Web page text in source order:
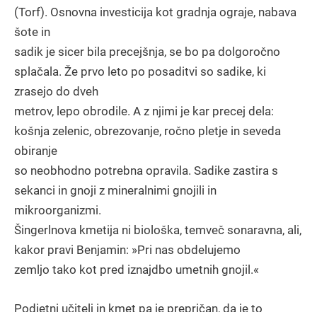
(Torf). Osnovna investicija kot gradnja ograje, nabava
šote in
sadik je sicer bila precejšnja, se bo pa dolgoročno
splačala. Že prvo leto po posaditvi so sadike, ki
zrasejo do dveh
metrov, lepo obrodile. A z njimi je kar precej dela:
košnja zelenic, obrezovanje, ročno pletje in seveda
obiranje
so neobhodno potrebna opravila. Sadike zastira s
sekanci in gnoji z mineralnimi gnojili in
mikroorganizmi.
Šingerlnova kmetija ni biološka, temveč sonaravna, ali,
kakor pravi Benjamin: »Pri nas obdelujemo
zemljo tako kot pred iznajdbo umetnih gnojil.«
Podjetni učitelj in kmet pa je prepričan, da je to